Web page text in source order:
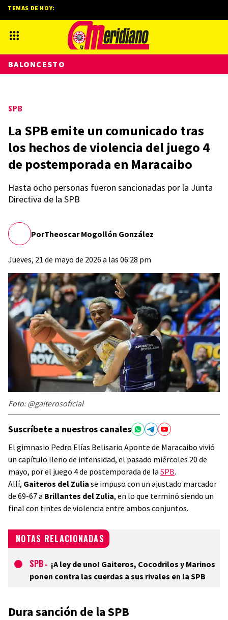
SPB
La SPB emite un comunicado tras
los hechos de violencia del juego 4
de postemporada en Maracaibo
Hasta ocho personas fueron sancionadas por la Junta
Directiva de la SPB
PorTheoscar Mogollón González
Jueves, 21 de mayo de 2026 a las 06:28 pm
Foto: @gaiterosoficial
Suscríbete a nuestros canales
El gimnasio Pedro Elías Belisario Aponte de Maracaibo vivió
un capítulo lleno de intensidad, el pasado miércoles 20 de
mayo, por el juego 4 de postemporada de la SPB.
Allí, Gaiteros del Zulia se impuso con un ajustado marcador
de 69-67 a Brillantes del Zulia, en lo que terminó siendo un
final con tintes de violencia entre ambos conjuntos.
NOTAS RELACIONADAS
SPB - ¡A ley de uno! Gaiteros, Cocodrilos y Marinos
ponen contra las cuerdas a sus rivales en la SPB
Dura sanción de la SPB
TEMAS DE HOY:
BALONCESTO